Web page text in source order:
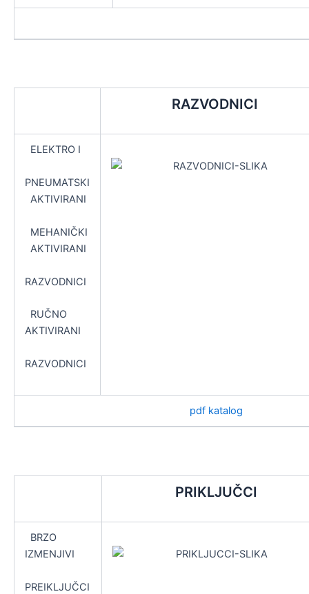
RAZVODNICI
ELEKTRO I
PNEUMATSKI
AKTIVIRANI
MEHANIČKI
AKTIVIRANI
RAZVODNICI
RUČNO
AKTIVIRANI
RAZVODNICI
pdf katalog
PRIKLJUČCI
BRZO
IZMENJIVI
PREIKLJUČCI